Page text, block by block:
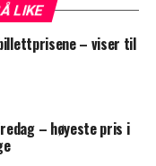
LIKE
– viser til
– høyeste pris i